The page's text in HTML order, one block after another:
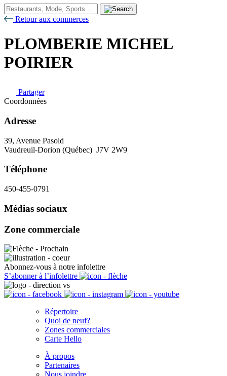
Retour aux commerces
PLOMBERIE MICHEL
POIRIER
Partager
Coordonnées
Adresse
39, Avenue Pasold
Vaudreuil-Dorion (Québec) J7V 2W9
Téléphone
450-455-0791
Médias sociaux
Zone commerciale
Abonnez-vous à notre infolettre
S’abonner à l’infolettre
Répertoire
Quoi de neuf?
Zones commerciales
Carte Hello
À propos
Partenaires